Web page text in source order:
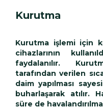
Kurutma
Kurutma işlemi için
cihazlarının
faydalanılır.
tarafından verilen
daim yapılması
buharlaşarak atılır.
süre de